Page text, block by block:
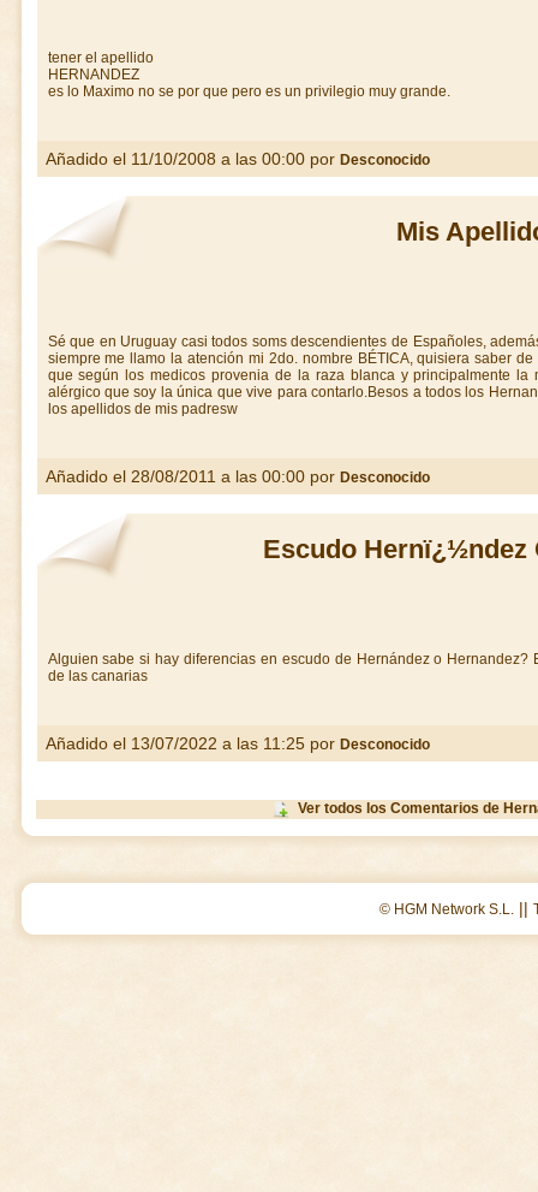
tener el apellido
HERNANDEZ
es lo Maximo no se por que pero es un privilegio muy grande.
Añadido el 11/10/2008 a las 00:00 por Desconocido
Mis
Sé que en Uruguay casi todos soms descendientes de Españoles,
siempre me llamo la atención mi 2do. nombre BÉTICA, quisiera saber
que según los medicos provenia de la raza blanca y principalmente
alérgico que soy la única que vive para contarlo.Besos a todos los
los apellidos de mis padresw
Añadido el 28/08/2011 a las 00:00 por Desconocido
Escudo Hernï¿½ndez
Alguien sabe si hay diferencias en escudo de Hernández o Hernandez?
de las canarias
Añadido el 13/07/2022 a las 11:25 por Desconocido
Ver todos los Comentarios de
© HGM Network S.L. ||